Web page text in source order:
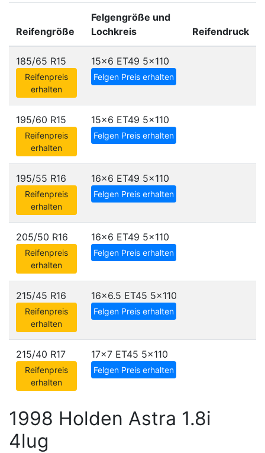
Reifengröße
Felgengröße und
Lochkreis
Reifendruck
185/65 R15
Reifenpreis
erhalten
15x6 ET49 5x110
Felgen Preis erhalten
195/60 R15
Reifenpreis
erhalten
15x6 ET49 5x110
Felgen Preis erhalten
195/55 R16
Reifenpreis
erhalten
16x6 ET49 5x110
Felgen Preis erhalten
205/50 R16
Reifenpreis
erhalten
16x6 ET49 5x110
Felgen Preis erhalten
215/45 R16
Reifenpreis
erhalten
16x6.5 ET45 5x110
Felgen Preis erhalten
215/40 R17
Reifenpreis
erhalten
17x7 ET45 5x110
Felgen Preis erhalten
1998 Holden Astra 1.8i
4lug